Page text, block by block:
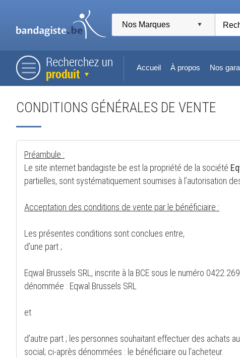
Accueil À propos Nos
CONDITIONS GÉNÉRALES DE VENTE
Préambule :
Le site internet bandagiste.be est la propriété de la société
partielles, sont systématiquement soumises à l’autorisation
Acceptation des conditions de vente par le bénéficiaire :
Les présentes conditions sont conclues entre,
d’une part ;
Eqwal Brussels SRL, inscrite à la BCE sous le numéro
dénommée : Eqwal Brussels SRL
et
d’autre part ; les personnes souhaitant effectuer des achats
social; ci-après dénommées : le bénéficiaire ou l’acheteur.